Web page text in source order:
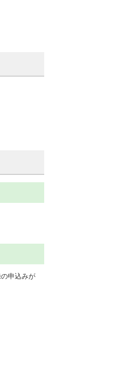
申込みが